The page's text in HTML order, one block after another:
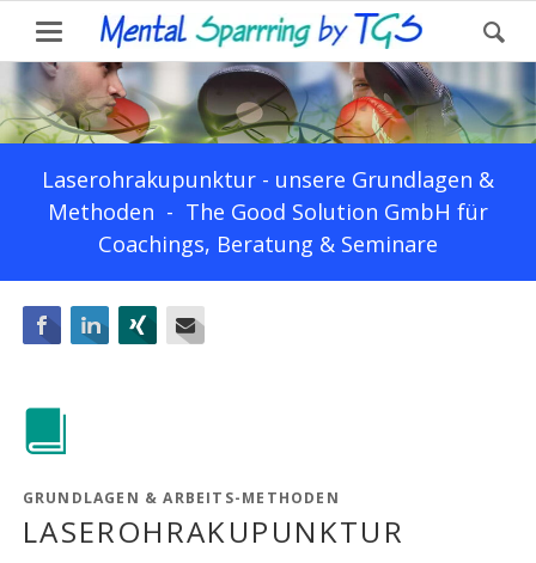
Laserohrakupunktur - unsere Grundlagen &
Methoden - The Good Solution GmbH für
Coachings, Beratung & Seminare
FacebookLinkedIn Xing
GRUNDLAGEN & ARBEITS-METHODEN
LASEROHRAKUPUNKTUR